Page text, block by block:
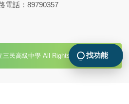
找功能
電話：89790357
三民高級中學 All Rights Reserved